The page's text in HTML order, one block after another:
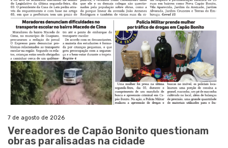
7 de agosto de 2026
Vereadores de Capão Bonito questionam
obras paralisadas na cidade